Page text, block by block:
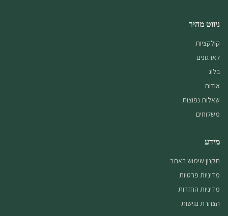
ניווט מהיר
קולקציות
לארגונים
בלוג
אודות
שאלות נפוצות
משלוחים
מידע
תקנון שימוש באתר
מדיניות פרטיות
מדיניות החזרות
הצהרת נגישות